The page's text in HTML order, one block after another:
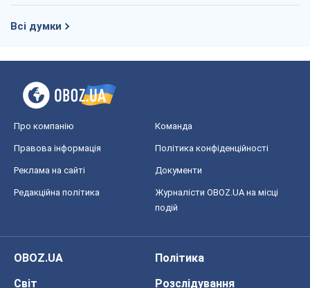
Всі думки
Про компанію Команда
Правова інформація Політика конфіденційності
Реклама на сайті Документи
Редакційна політика
Журналісти OBOZ.UA на місці
подій
OBOZ.UA
Політика
Світ
Розслідування